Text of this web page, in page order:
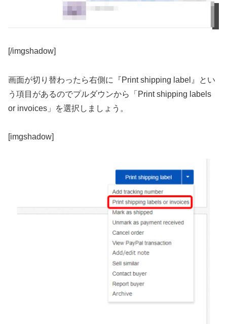
[/imgshadow]
画面が切り替わったら右側に『Print shipping label』とい
う項目があるのでプルダウンから「Print shipping labels
or invoices」を選択しましょう。
[imgshadow]